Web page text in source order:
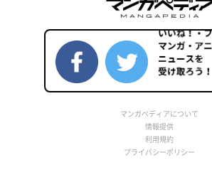
マンガペディアについて
情報提供
利用規約
プライバシーポリシー